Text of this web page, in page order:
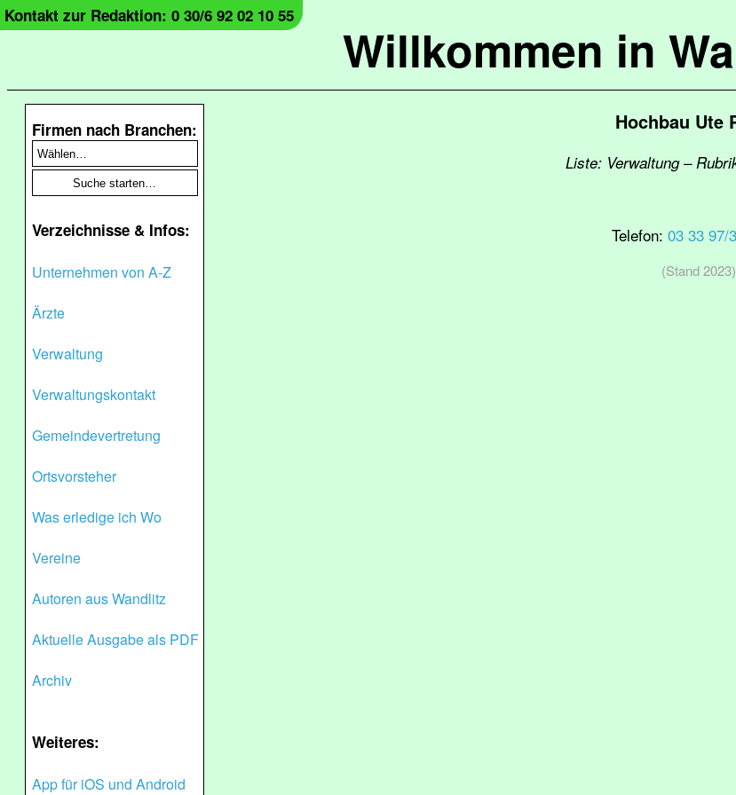
Willkommen in
Kontakt zur Redaktion: 0 30/6 92 02 10 55
Firmen nach Branchen:
Verzeichnisse & Infos:
Unternehmen von A-Z
Ärzte
Verwaltung
Verwaltungskontakt
Gemeindevertretung
Ortsvorsteher
Was erledige ich Wo
Vereine
Autoren aus Wandlitz
Aktuelle Ausgabe als PDF
Archiv
Weiteres:
App für iOS und Android
Hochbau Ute
Liste: Verwaltung –
Telefon: 03 33 97/
(Stand 2023)